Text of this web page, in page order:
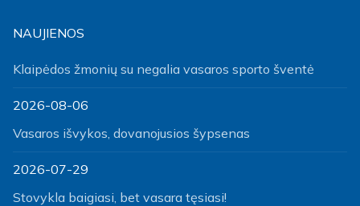
NAUJIENOS
Klaipėdos žmonių su negalia vasaros sporto šventė
2026-08-06
Vasaros išvykos, dovanojusios šypsenas
2026-07-29
Stovykla baigiasi, bet vasara tęsiasi!